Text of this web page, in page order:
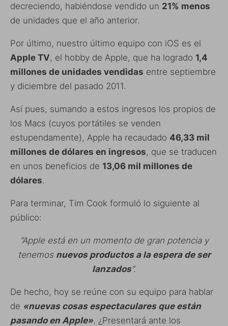
decreciendo, habiéndose vendido un 21% menos
de unidades que el año anterior.
Por último, nuestro último equipo con iOS es el
Apple TV, el hobby de Apple, que ha logrado 1,4
millones de unidades vendidas entre septiembre
y diciembre del pasado 2011.
Así pues, sumando a estos ingresos los propios de
los Macs (cuyos portátiles se venden
estupendamente), Apple ha recaudado 46,33 mil
millones de dólares en ingresos, que se traducen
en unos beneficios de 13,06 mil millones de
dólares.
Para terminar, Tim Cook formuló lo siguiente al
público:
“Apple está en un momento de gran potencia y
tenemos nuevos productos a la espera de ser
lanzados“.
De hecho, hoy se reúne con su equipo para hablar
de «nuevas cosas espectaculares que están
pasando en Apple». ¿Presentará ante los